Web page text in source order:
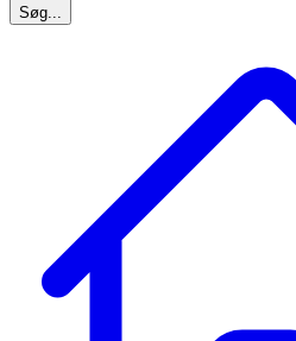
Søg...